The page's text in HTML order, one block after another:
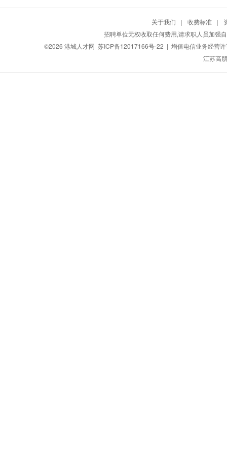
关于我们 | 收费标准 |
招聘单位无权收取任何费用,请求职人员加强
©2026 港城人才网 苏ICP备12017166号-22 | 增值电信业务经营
江苏高